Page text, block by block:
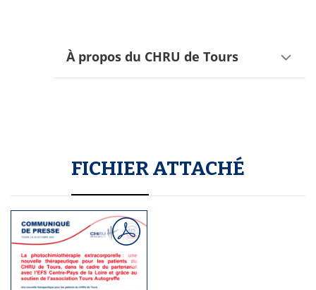
À propos du CHRU de Tours
FICHIER ATTACHÉ